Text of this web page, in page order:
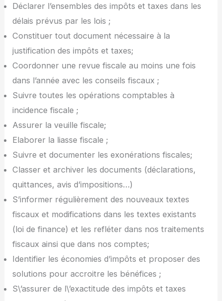
Déclarer l’ensembles des impôts et taxes dans les
délais prévus par les lois ;
Constituer tout document nécessaire à la
justification des impôts et taxes;
Coordonner une revue fiscale au moins une fois
dans l’année avec les conseils fiscaux ;
Suivre toutes les opérations comptables à
incidence fiscale ;
Assurer la veuille fiscale;
Elaborer la liasse fiscale ;
Suivre et documenter les exonérations fiscales;
Classer et archiver les documents (déclarations,
quittances, avis d’impositions…)
S’informer régulièrement des nouveaux textes
fiscaux et modifications dans les textes existants
(loi de finance) et les refléter dans nos traitements
fiscaux ainsi que dans nos comptes;
Identifier les économies d’impôts et proposer des
solutions pour accroitre les bénéfices ;
S\’assurer de l\’exactitude des impôts et taxes